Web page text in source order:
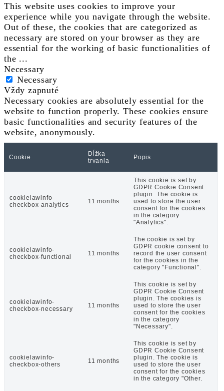
This website uses cookies to improve your
experience while you navigate through the website.
Out of these, the cookies that are categorized as
necessary are stored on your browser as they are
essential for the working of basic functionalities of
the ...
Necessary
Necessary
Vždy zapnuté
Necessary cookies are absolutely essential for the
website to function properly. These cookies ensure
basic functionalities and security features of the
website, anonymously.
Cookie
Dĺžka
trvania
Popis
cookielawinfo-
checkbox-analytics
11 months
This cookie is set by
GDPR Cookie Consent
plugin. The cookie is
used to store the user
consent for the cookies
in the category
"Analytics".
cookielawinfo-
checkbox-functional
11 months
The cookie is set by
GDPR cookie consent to
record the user consent
for the cookies in the
category "Functional".
cookielawinfo-
checkbox-necessary
11 months
This cookie is set by
GDPR Cookie Consent
plugin. The cookies is
used to store the user
consent for the cookies
in the category
"Necessary".
cookielawinfo-
checkbox-others
11 months
This cookie is set by
GDPR Cookie Consent
plugin. The cookie is
used to store the user
consent for the cookies
in the category "Other.